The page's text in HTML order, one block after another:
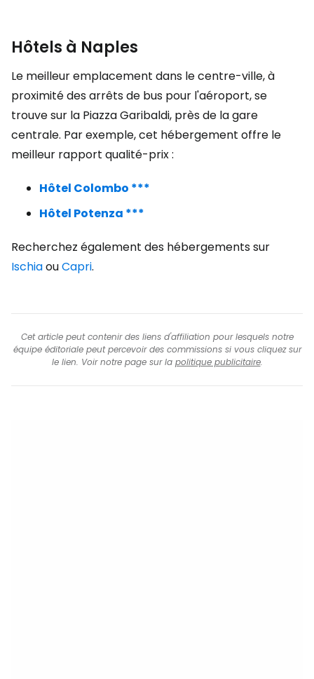
Hôtels à Naples
Le meilleur emplacement dans le centre-ville, à
proximité des arrêts de bus pour l'aéroport, se
trouve sur la Piazza Garibaldi, près de la gare
centrale. Par exemple, cet hébergement offre le
meilleur rapport qualité-prix :
Hôtel Colombo ***
Hôtel Potenza ***
Recherchez également des hébergements sur
IschiaouCapri.
Cet article peut contenir des liens d'affiliation pour lesquels notre
équipe éditoriale peut percevoir des commissions si vous cliquez sur
le lien. Voir notre page sur la politique publicitaire.